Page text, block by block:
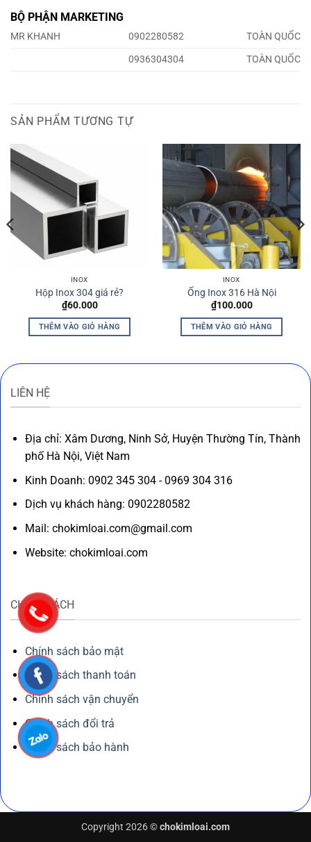
BỘ PHẬN MARKETING
MR KHANH 0902280582
TOÀN QUỐC
0936304304
TOÀN QUỐC
SẢN PHẨM TƯƠNG TỰ
INOX
Hộp Inox 304 giá rẻ?
₫60.000
THÊM VÀO GIỎ HÀNG
INOX
Ống Inox 316 Hà Nội
₫100.000
THÊM VÀO GIỎ HÀNG
LIÊN HỆ
Địa chỉ: Xâm Dương, Ninh Sở, Huyện Thường Tín, Thành
phố Hà Nội, Việt Nam
Kinh Doanh: 0902 345 304 - 0969 304 316
Dịch vụ khách hàng: 0902280582
Mail: chokimloai.com@gmail.com
Website: chokimloai.com
CHÍNH SÁCH
Chính sách bảo mật
Chính sách thanh toán
Chính sách vận chuyển
Chính sách đổi trả
Chính sách bảo hành
Copyright 2026 ©chokimloai.com